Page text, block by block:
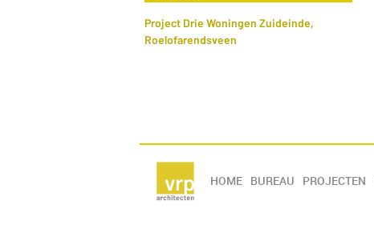
Project Drie Woningen Zuideinde,
Roelofarendsveen
HOME BUREAU PROJECTEN